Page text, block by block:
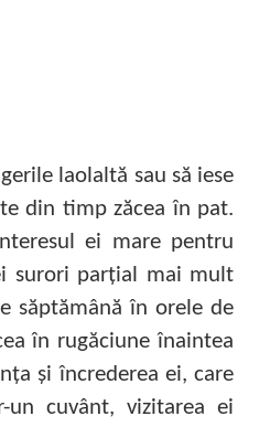
laolaltă sau să iese
din timp zăcea în pat.
ei mare pentru
surori parţial mai mult
săptămână în orele de
în rugăciune înaintea
şi încrederea ei, care
cuvânt, vizitarea ei